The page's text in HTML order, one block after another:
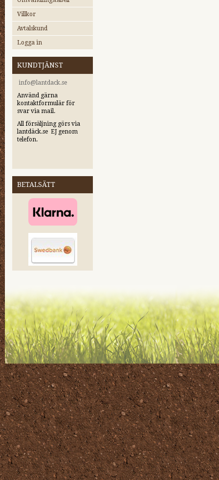
Villkor
Avtalskund
Logga in
KUNDTJÄNST
info@lantdack.se
Använd gärna
kontaktformulär för
svar via mail.
All försäljning görs via
lantdäck.se EJ genom
telefon.
BETALSÄTT